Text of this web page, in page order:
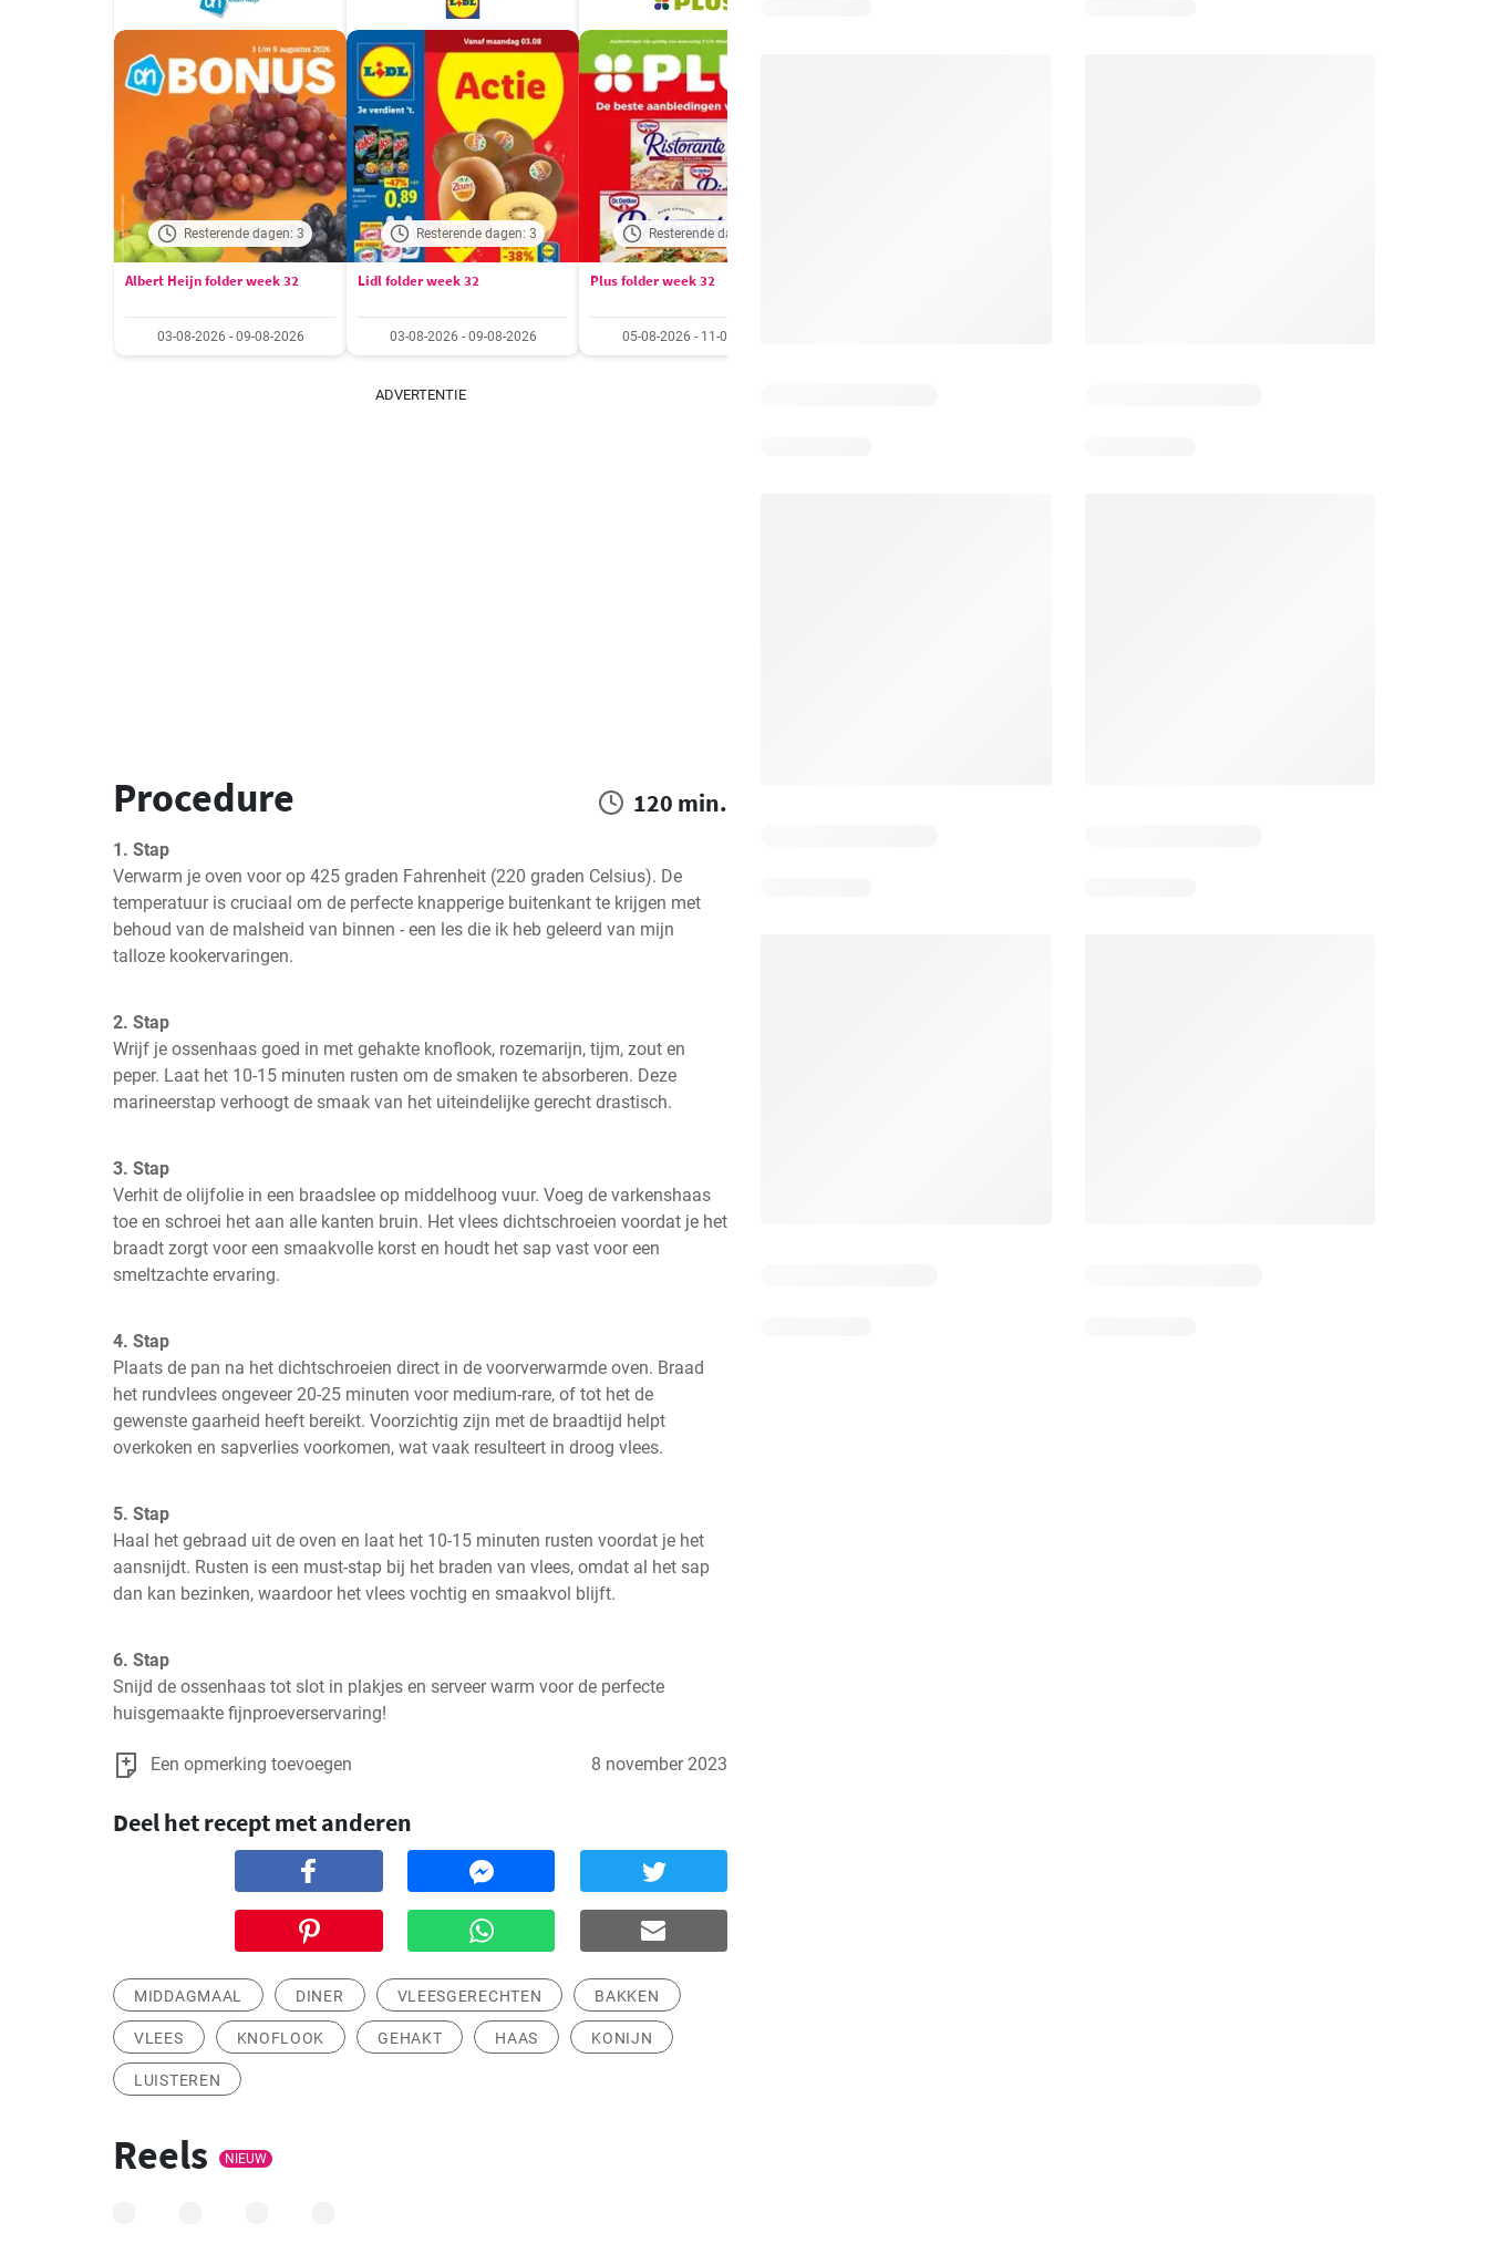
Resterende dagen: 3
Albert Heijn folder week 32
03-08-2026 - 09-08-2026
Resterende dagen: 3
Lidl folder week 32
03-08-2026 - 09-08-2026
Resterende dagen: 5
Plus folder week 32
05-08-2026 - 11-08-2026
ADVERTENTIE
Procedure 120 min.
1. Stap
Verwarm je oven voor op 425 graden Fahrenheit (220 graden Celsius). De
temperatuur is cruciaal om de perfecte knapperige buitenkant te krijgen met
behoud van de malsheid van binnen - een les die ik heb geleerd van mijn
talloze kookervaringen.
2. Stap
Wrijf je ossenhaas goed in met gehakte knoflook, rozemarijn, tijm, zout en
peper. Laat het 10-15 minuten rusten om de smaken te absorberen. Deze
marineerstap verhoogt de smaak van het uiteindelijke gerecht drastisch.
3. Stap
Verhit de olijfolie in een braadslee op middelhoog vuur. Voeg de varkenshaas
toe en schroei het aan alle kanten bruin. Het vlees dichtschroeien voordat je het
braadt zorgt voor een smaakvolle korst en houdt het sap vast voor een
smeltzachte ervaring.
4. Stap
Plaats de pan na het dichtschroeien direct in de voorverwarmde oven. Braad
het rundvlees ongeveer 20-25 minuten voor medium-rare, of tot het de
gewenste gaarheid heeft bereikt. Voorzichtig zijn met de braadtijd helpt
overkoken en sapverlies voorkomen, wat vaak resulteert in droog vlees.
5. Stap
Haal het gebraad uit de oven en laat het 10-15 minuten rusten voordat je het
aansnijdt. Rusten is een must-stap bij het braden van vlees, omdat al het sap
dan kan bezinken, waardoor het vlees vochtig en smaakvol blijft.
6. Stap
Snijd de ossenhaas tot slot in plakjes en serveer warm voor de perfecte
huisgemaakte fijnproeverservaring!
Een opmerking toevoegen 8 november 2023
Deel het recept met anderen
MIDDAGMAAL DINER VLEESGERECHTEN BAKKEN
VLEES KNOFLOOK GEHAKT HAAS KONIJN
LUISTEREN
Reels NIEUW